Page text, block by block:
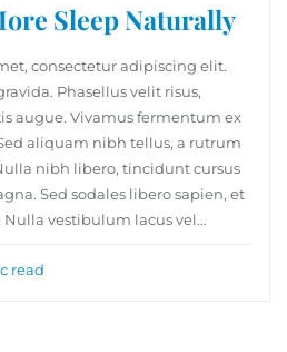
Sleep Naturally
consectetur adipiscing elit.
Phasellus velit risus,
augue. Vivamus fermentum ex
aliquam nibh tellus, a rutrum
nibh libero, tincidunt cursus
Sed sodales libero sapien, et
vestibulum lacus vel…
read